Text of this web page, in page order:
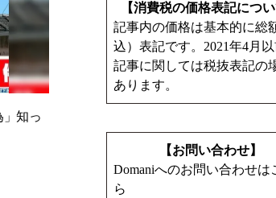
」知っ
【消費税の価格表記につい
記事内の価格は基本的に総
込）表記です。2021年4月
記事に関しては税抜表記の
あります。
【お問い合わせ】
Domaniへのお問い合わせは
ら